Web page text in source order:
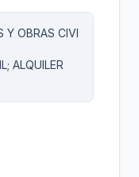
Y OBRAS CIVI
ALQUILER